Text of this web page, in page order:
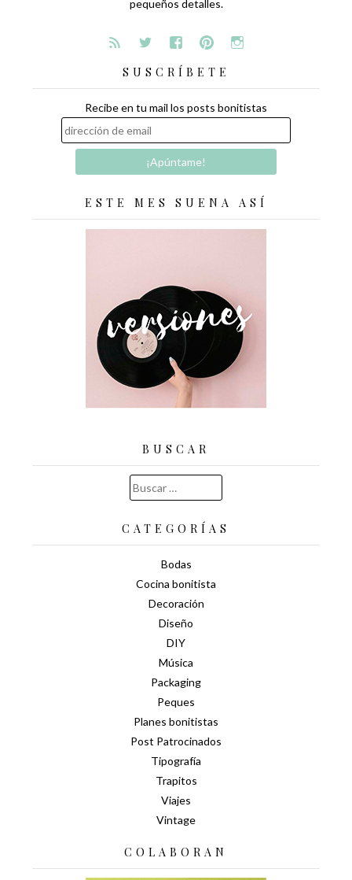
pequeños detalles.
SUSCRÍBETE
Recibe en tu mail los posts bonitistas
ESTE MES SUENA ASÍ
BUSCAR
Buscar:
CATEGORÍAS
Bodas
Cocina bonitista
Decoración
Diseño
DIY
Música
Packaging
Peques
Planes bonitistas
Post Patrocinados
Tipografía
Trapitos
Viajes
Vintage
COLABORAN